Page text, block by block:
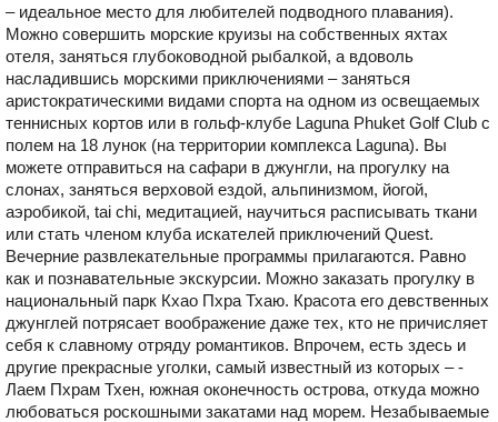
– идеальное место для любителей подводного плавания).
Можно совершить морские круизы на собственных яхтах
отеля, заняться глубоководной рыбалкой, а вдоволь
насладившись морскими приключениями – заняться
аристократическими видами спорта на одном из освещаемых
теннисных кортов или в гольф-клубе Laguna Phuket Golf Club с
полем на 18 лунок (на территории комплекса Laguna). Вы
можете отправиться на сафари в джунгли, на прогулку на
слонах, заняться верховой ездой, альпинизмом, йогой,
аэробикой, tai chi, медитацией, научиться расписывать ткани
или стать членом клуба искателей приключений Quest.
Вечерние развлекательные программы прилагаются. Равно
как и познавательные экскурсии. Можно заказать прогулку в
национальный парк Кхао Пхра Тхаю. Красота его девственных
джунглей потрясает воображение даже тех, кто не причисляет
себя к славному отряду романтиков. Впрочем, есть здесь и
другие прекрасные уголки, самый известный из которых – ­
Лаем Пхрам Тхен,­ южная оконечность острова, откуда можно
любоваться роскошными закатами над морем. Незабываемые